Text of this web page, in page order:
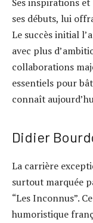
ses débuts, lui
Le succès initial
avec plus
collaborations
essentiels pour
connaît
Didier
La carrière
surtout marquée
“Les Inconnus”.
humoristique